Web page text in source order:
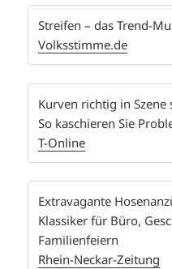
Streifen – das Trend-
Volksstimme.de
Kurven richtig in
So kaschieren Sie
T-Online
Extravagante
Klassiker für Büro,
Familienfeiern
Rhein-Neckar-Zeitung